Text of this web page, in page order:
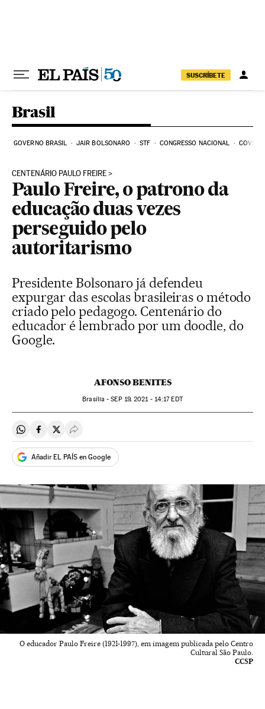
SUSCRÍBETE
Brasil
GOVERNO BRASIL JAIR BOLSONARO STF CONGRESSO NACIONAL COVID-
CENTENÁRIO PAULO FREIRE
Paulo Freire, o patrono da
educação duas vezes
perseguido pelo
autoritarismo
Presidente Bolsonaro já defendeu
expurgar das escolas brasileiras o método
criado pelo pedagogo. Centenário do
educador é lembrado por um doodle, do
Google.
AFONSO BENITES
Brasília -SEP19, 2021 - 14:17EDT
Compartir en Whatsapp
Compartir en Facebook
Compartir en Twitter
Desplegar Redes Sociales
Añadir EL PAÍS en Google
O educador Paulo Freire (1921-1997), em imagem publicada pelo Centro
Cultural São Paulo.
CCSP